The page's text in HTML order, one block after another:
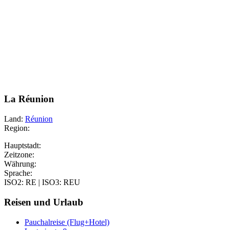
La Réunion
Land: Réunion
Region:
Hauptstadt:
Zeitzone:
Währung:
Sprache:
ISO2: RE | ISO3: REU
Reisen und Urlaub
Pauchalreise (Flug+Hotel)